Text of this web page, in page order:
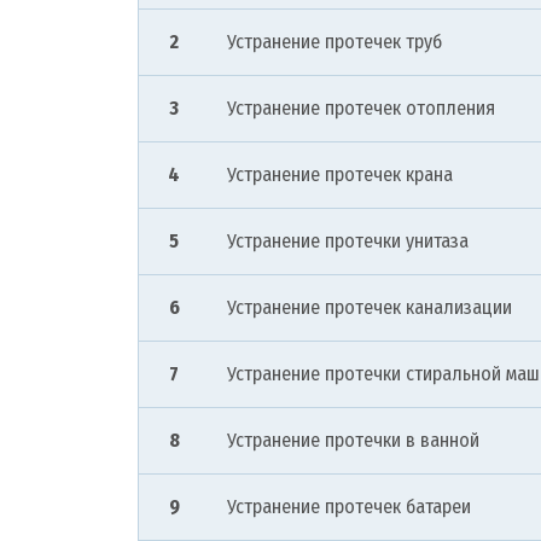
2 Устранение протечек труб
3 Устранение протечек отопления
4 Устранение протечек крана
5 Устранение протечки унитаза
6 Устранение протечек канализации
7 Устранение протечки стиральной
8 Устранение протечки в ванной
9 Устранение протечек батареи